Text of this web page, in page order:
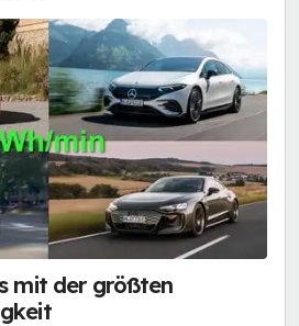
mit der größten